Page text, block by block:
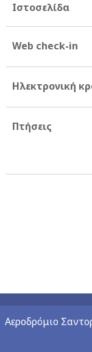
Ιστοσελίδα
Web check-in
Ηλεκτρονική
Πτήσεις
Αεροδρόμιο